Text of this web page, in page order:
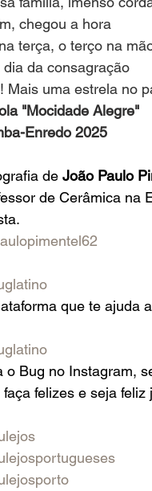
chegou a hora
terça, o terço na
dia da consagração
Mais uma estrela no
"Mocidade Alegre"
Enredo 2025
de João Paulo
de Cerâmica na
que te ajuda
o Bug no Instagram,
faça felizes e seja